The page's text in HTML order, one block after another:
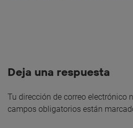
Deja una respuesta
Tu dirección de correo electrónico
campos obligatorios están